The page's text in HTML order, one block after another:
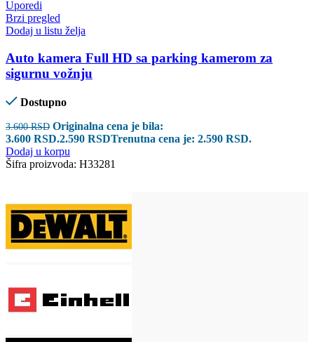
Uporedi
Brzi pregled
Dodaj u listu želja
Auto kamera Full HD sa parking kamerom za
sigurnu vožnju
Dostupno
3.600RSD Originalna cena je bila:
3.600 RSD.2.590 RSDTrenutna cena je: 2.590 RSD.
Dodaj u korpu
Šifra proizvoda: H33281